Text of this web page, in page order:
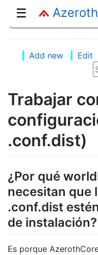
☰
Add new Edit
Trabajar
.conf.dist)
¿Por qué
necesitan que
.conf.dist
de instalación?
Es porque